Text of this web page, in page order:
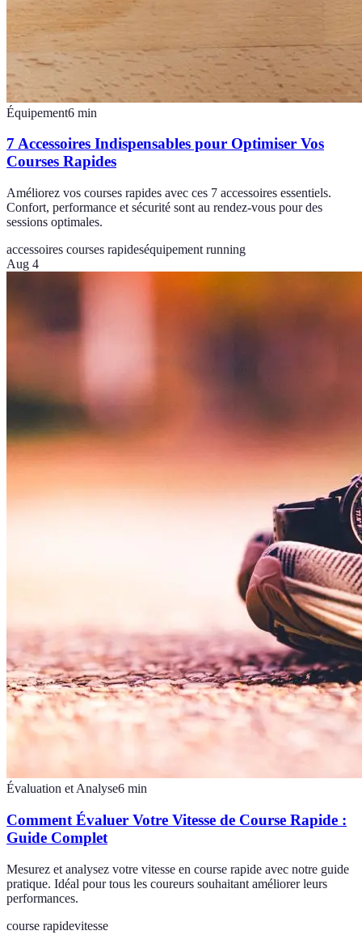
Équipement6 min
7 Accessoires Indispensables pour Optimiser Vos
Courses Rapides
Améliorez vos courses rapides avec ces 7 accessoires essentiels.
Confort, performance et sécurité sont au rendez-vous pour des
sessions optimales.
accessoires courses rapideséquipement running
Aug 4
Évaluation et Analyse6 min
Comment Évaluer Votre Vitesse de Course Rapide :
Guide Complet
Mesurez et analysez votre vitesse en course rapide avec notre guide
pratique. Idéal pour tous les coureurs souhaitant améliorer leurs
performances.
course rapidevitesse